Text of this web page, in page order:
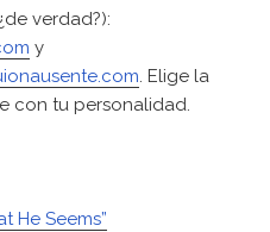
verdad?):
y
. Elige la
con tu personalidad.
He Seems”